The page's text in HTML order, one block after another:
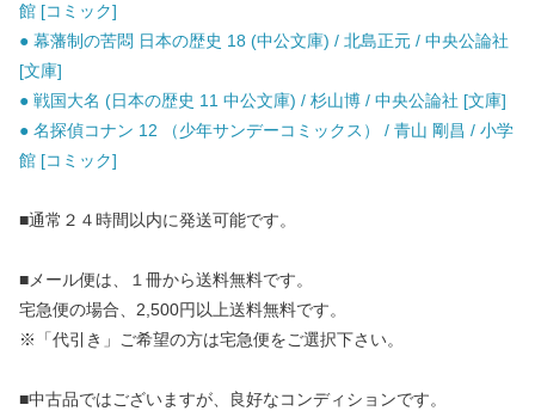
館 [コミック]
● 幕藩制の苦悶 日本の歴史 18 (中公文庫) / 北島正元 / 中央公論社
[文庫]
● 戦国大名 (日本の歴史 11 中公文庫) / 杉山博 / 中央公論社 [文庫]
● 名探偵コナン 12 （少年サンデーコミックス） / 青山 剛昌 / 小学
館 [コミック]
■通常２４時間以内に発送可能です。
■メール便は、１冊から送料無料です。
宅急便の場合、2,500円以上送料無料です。
※「代引き」ご希望の方は宅急便をご選択下さい。
■中古品ではございますが、良好なコンディションです。